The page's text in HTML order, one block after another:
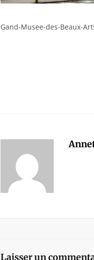
Gand-Musee-des-Beaux-
Laisser un